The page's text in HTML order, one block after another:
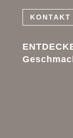
KONTAKT